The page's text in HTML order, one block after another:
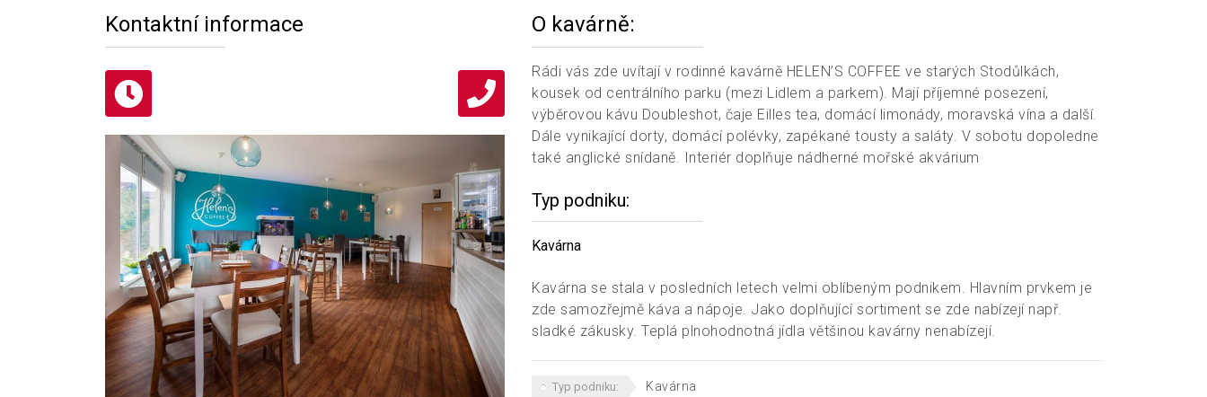
Kontaktní informace O kavárně:
Rádi vás zde uvítají v rodinné kavárně HELEN’S COFFEE ve starých Stodůlkách,
kousek od centrálního parku (mezi Lidlem a parkem). Mají příjemné posezení,
výběrovou kávu Doubleshot, čaje Eilles tea, domácí limonády, moravská vína a další.
Dále vynikající dorty, domácí polévky, zapékané tousty a saláty. V sobotu dopoledne
také anglické snídaně. Interiér doplňuje nádherné mořské akvárium
Typ podniku
Kavárna
Kavárna se stala v posledních letech velmi oblíbeným podnikem. Hlavním prvkem je
zde samozřejmě káva a nápoje. Jako doplňující sortiment se zde nabízejí např.
sladké zákusky. Teplá plnohodnotná jídla většinou kavárny nenabízejí.
Typ podniku: Kavárna